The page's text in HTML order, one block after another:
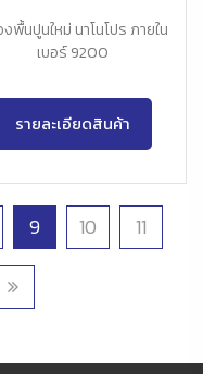
พื้นปูนใหม่ นาโนโปร ภายใน
เบอร์ 9200
รายละเอียดสินค้า
9 10 11